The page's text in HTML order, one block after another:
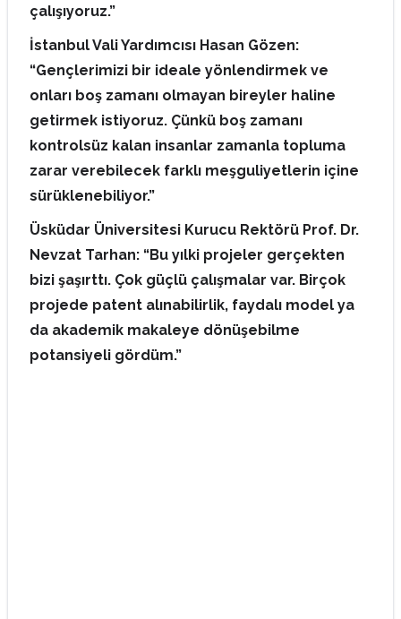
çalışıyoruz.”
İstanbul Vali Yardımcısı Hasan Gözen:
“Gençlerimizi bir ideale yönlendirmek ve
onları boş zamanı olmayan bireyler haline
getirmek istiyoruz. Çünkü boş zamanı
kontrolsüz kalan insanlar zamanla topluma
zarar verebilecek farklı meşguliyetlerin içine
sürüklenebiliyor.”
Üsküdar Üniversitesi Kurucu Rektörü Prof. Dr.
Nevzat Tarhan: “Bu yılki projeler gerçekten
bizi şaşırttı. Çok güçlü çalışmalar var. Birçok
projede patent alınabilirlik, faydalı model ya
da akademik makaleye dönüşebilme
potansiyeli gördüm.”